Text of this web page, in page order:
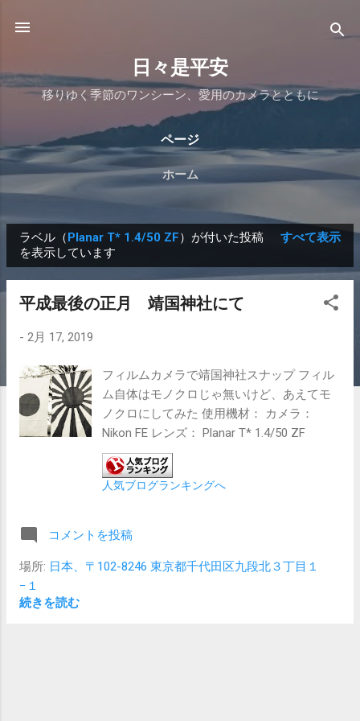
日々是平安
移りゆく季節のワンシーン、愛用のカメラとともに
ページ
ホーム
投
稿
ラベル（Planar T* 1.4/50 ZF）が付いた投稿
を表示しています
すべて表示
平成最後の正月 靖国神社にて
- 2月 17, 2019
フィルムカメラで靖国神社スナップ フィル
ム自体はモノクロじゃ無いけど、あえてモ
ノクロにしてみた 使用機材： カメラ：
Nikon FE レンズ： Planar T* 1.4/50 ZF
人気ブログランキングへ
コメントを投稿
場所: 日本、〒102-8246 東京都千代田区九段北３丁目１
−１
続きを読む